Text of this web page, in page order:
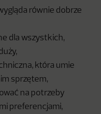
równie dobrze
dla wszystkich,
która umie
sprzętem,
na potrzeby
preferencjami,